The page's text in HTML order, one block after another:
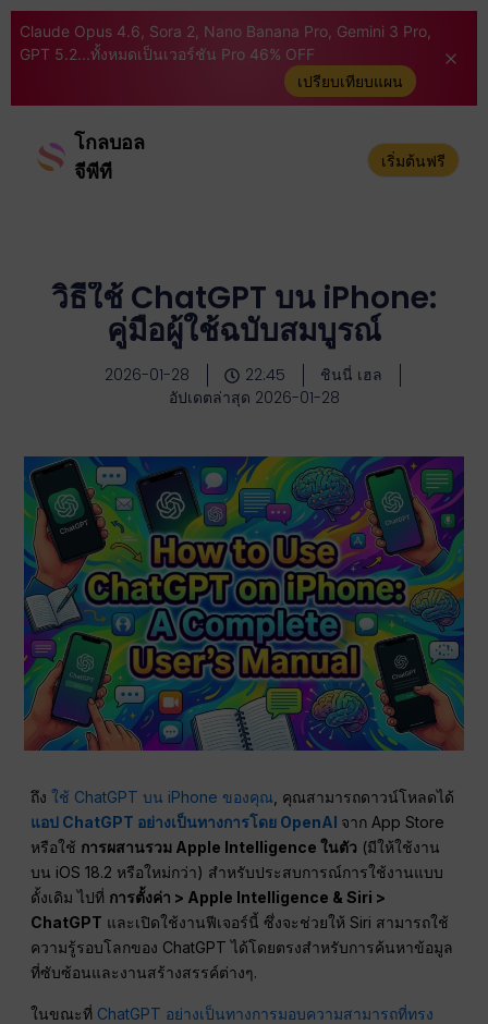
Claude Opus 4.6, Sora 2, Nano Banana Pro, Gemini 3 Pro,
GPT 5.2...ทั้งหมดเป็นเวอร์ชัน Pro 46% OFF
เปรียบเทียบแผน
โกลบอล
จีพีที
เริ่มต้นฟรี
วิธีใช้ ChatGPT บน iPhone:
คู่มือผู้ใช้ฉบับสมบูรณ์
2026-01-28 22:45
ชินนี่ เฮล
อัปเดตล่าสุด 2026-01-28
ถึงใช้ ChatGPT บน iPhone ของคุณ , คุณสามารถดาวน์โหลดได้
แอป ChatGPT อย่างเป็นทางการโดย OpenAI จาก App Store
หรือใช้ การผสานรวม Apple Intelligence ในตัว (มีให้ใช้งาน
บน iOS 18.2 หรือใหม่กว่า) สำหรับประสบการณ์การใช้งานแบบ
ดั้งเดิม ไปที่ การตั้งค่า > Apple Intelligence & Siri >
ChatGPT และเปิดใช้งานฟีเจอร์นี้ ซึ่งจะช่วยให้ Siri สามารถใช้
ความรู้รอบโลกของ ChatGPT ได้โดยตรงสำหรับการค้นหาข้อมูล
ที่ซับซ้อนและงานสร้างสรรค์ต่างๆ.
ในขณะที่ ChatGPT อย่างเป็นทางการมอบความสามารถที่ทรง